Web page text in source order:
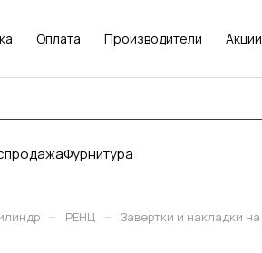
Оплата Производители Акции
Фурнитура
– РЕНЦ – Завертки и накладки